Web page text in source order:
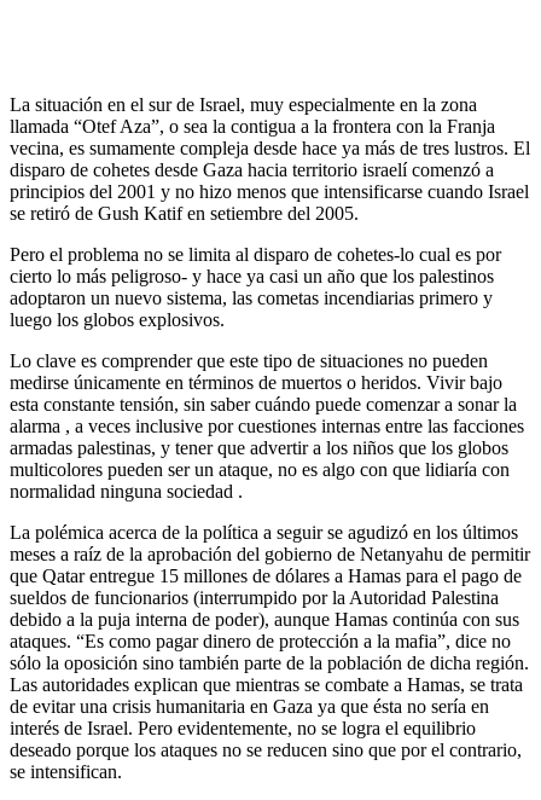
La situación en el sur de Israel, muy especialmente en la zona
llamada “Otef Aza”, o sea la contigua a la frontera con la Franja
vecina, es sumamente compleja desde hace ya más de tres lustros. El
disparo de cohetes desde Gaza hacia territorio israelí comenzó a
principios del 2001 y no hizo menos que intensificarse cuando Israel
se retiró de Gush Katif en setiembre del 2005.
Pero el problema no se limita al disparo de cohetes-lo cual es por
cierto lo más peligroso- y hace ya casi un año que los palestinos
adoptaron un nuevo sistema, las cometas incendiarias primero y
luego los globos explosivos.
Lo clave es comprender que este tipo de situaciones no pueden
medirse únicamente en términos de muertos o heridos. Vivir bajo
esta constante tensión, sin saber cuándo puede comenzar a sonar la
alarma , a veces inclusive por cuestiones internas entre las facciones
armadas palestinas, y tener que advertir a los niños que los globos
multicolores pueden ser un ataque, no es algo con que lidiaría con
normalidad ninguna sociedad .
La polémica acerca de la política a seguir se agudizó en los últimos
meses a raíz de la aprobación del gobierno de Netanyahu de permitir
que Qatar entregue 15 millones de dólares a Hamas para el pago de
sueldos de funcionarios (interrumpido por la Autoridad Palestina
debido a la puja interna de poder), aunque Hamas continúa con sus
ataques. “Es como pagar dinero de protección a la mafia”, dice no
sólo la oposición sino también parte de la población de dicha región.
Las autoridades explican que mientras se combate a Hamas, se trata
de evitar una crisis humanitaria en Gaza ya que ésta no sería en
interés de Israel. Pero evidentemente, no se logra el equilibrio
deseado porque los ataques no se reducen sino que por el contrario,
se intensifican.